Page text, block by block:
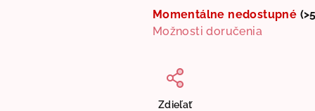
Momentálne nedostupné
Možnosti doručenia
Zdieľať